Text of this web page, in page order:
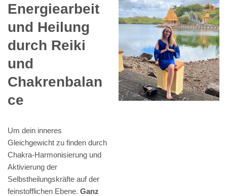
Energiearbeit
und Heilung
durch Reiki
und
Chakrenbalan
ce
Um dein inneres
Gleichgewicht zu finden durch
Chakra-Harmonisierung und
Aktivierung der
Selbstheilungskräfte auf der
feinstofflichen Ebene. Ganz